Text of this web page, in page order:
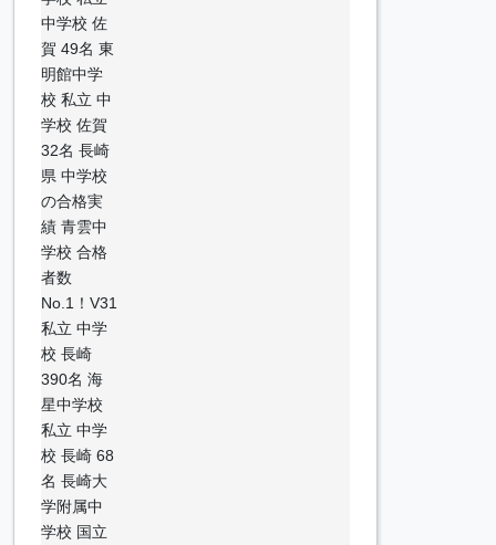
中学校 佐
賀 49名 東
明館中学
校 私立 中
学校 佐賀
32名 長崎
県 中学校
の合格実
績 青雲中
学校 合格
者数
No.1！V31
私立 中学
校 長崎
390名 海
星中学校
私立 中学
校 長崎 68
名 長崎大
学附属中
学校 国立